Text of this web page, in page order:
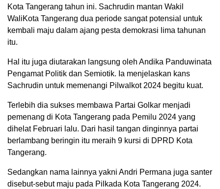
Kota Tangerang tahun ini. Sachrudin mantan Wakil
WaliKota Tangerang dua periode sangat potensial untuk
kembali maju dalam ajang pesta demokrasi lima tahunan
itu.
Hal itu juga diutarakan langsung oleh Andika Panduwinata
Pengamat Politik dan Semiotik. Ia menjelaskan kans
Sachrudin untuk memenangi Pilwalkot 2024 begitu kuat.
Terlebih dia sukses membawa Partai Golkar menjadi
pemenang di Kota Tangerang pada Pemilu 2024 yang
dihelat Februari lalu. Dari hasil tangan dinginnya partai
berlambang beringin itu meraih 9 kursi di DPRD Kota
Tangerang.
Sedangkan nama lainnya yakni Andri Permana juga santer
disebut-sebut maju pada Pilkada Kota Tangerang 2024.